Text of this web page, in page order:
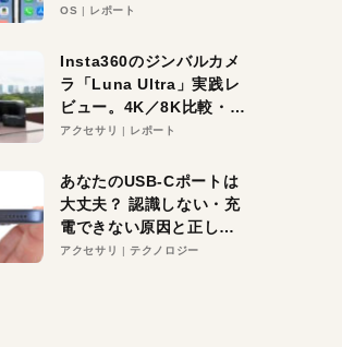
待大の便利機能5選。
る未来はすぐそこ！
OS レポート
Insta360のジンバルカメ
ラ「Luna Ultra」実践レ
ビュー。4K／8K比較・ズ
ーム・夜間撮影をチェッ
アクセサリ レポート
あなたのUSB-Cポートは
大丈夫？ 認識しない・充
電できない原因と正しい
対策
アクセサリ テクノロジー